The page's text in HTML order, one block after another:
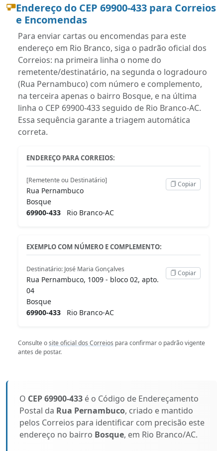
Endereço do CEP 69900-433 para Correios
e Encomendas
Para enviar cartas ou encomendas para este
endereço em Rio Branco, siga o padrão oficial dos
Correios: na primeira linha o nome do
remetente/destinatário, na segunda o logradouro
(Rua Pernambuco) com número e complemento,
na terceira apenas o bairro Bosque, e na última
linha o CEP 69900-433 seguido de Rio Branco-AC.
Essa sequência garante a triagem automática
correta.
ENDEREÇO PARA CORREIOS:
[Remetente ou Destinatário]
Rua Pernambuco
Bosque
69900-433 Rio Branco-AC
Copiar
EXEMPLO COM NÚMERO E COMPLEMENTO:
Destinatário: José Maria Gonçalves
Rua Pernambuco, 1009 - bloco 02, apto.
04
Bosque
69900-433 Rio Branco-AC
Copiar
Consulte osite oficial dos Correios para confirmar o padrão vigente
antes de postar.
O CEP 69900-433 é o Código de Endereçamento
Postal da Rua Pernambuco, criado e mantido
pelos Correios para identificar com precisão este
endereço no bairro Bosque, em Rio Branco/AC.